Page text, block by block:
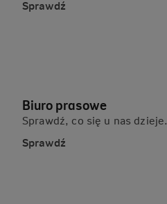
Sprawdź
Biuro prasowe
Sprawdź, co się u nas dzieje.
Sprawdź